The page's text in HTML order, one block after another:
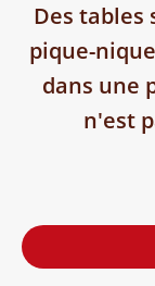
Des
pique-
dans une
n'est